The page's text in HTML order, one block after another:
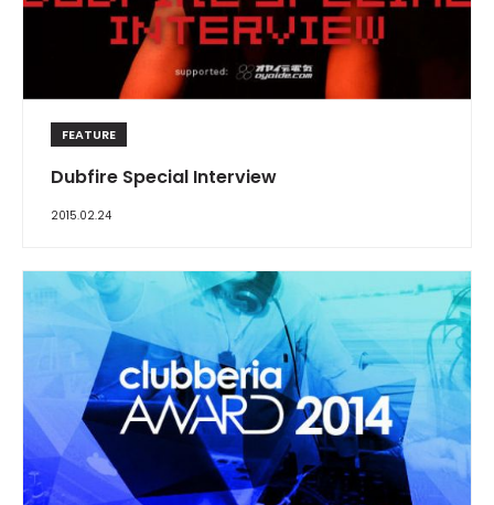
FEATURE
Dubfire Special Interview
2015.02.24